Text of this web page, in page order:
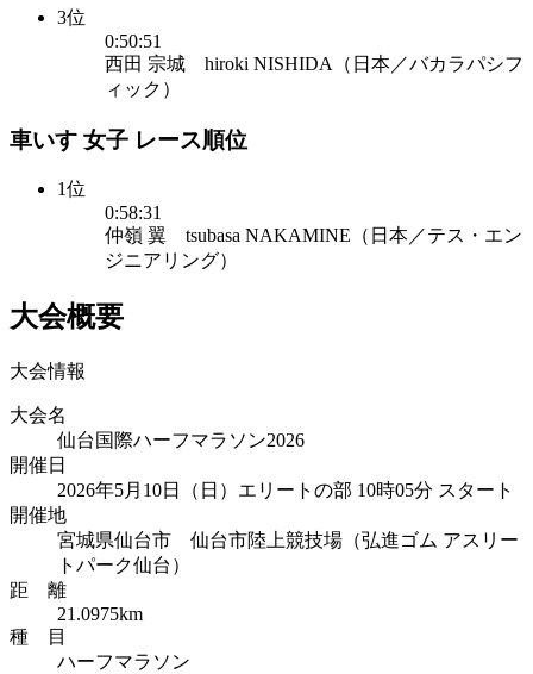
3位
0:50:51
西田 宗城 hiroki NISHIDA（日本／バカラパシフ
ィック）
車いす 女子 レース順位
1位
0:58:31
仲嶺 翼 tsubasa NAKAMINE（日本／テス・エン
ジニアリング）
大会概要
大会情報
大会名
仙台国際ハーフマラソン2026
開催日
2026年5月10日（日）エリートの部 10時05分 スタート
開催地
宮城県仙台市 仙台市陸上競技場（弘進ゴム アスリー
トパーク仙台）
距 離
21.0975km
種 目
ハーフマラソン